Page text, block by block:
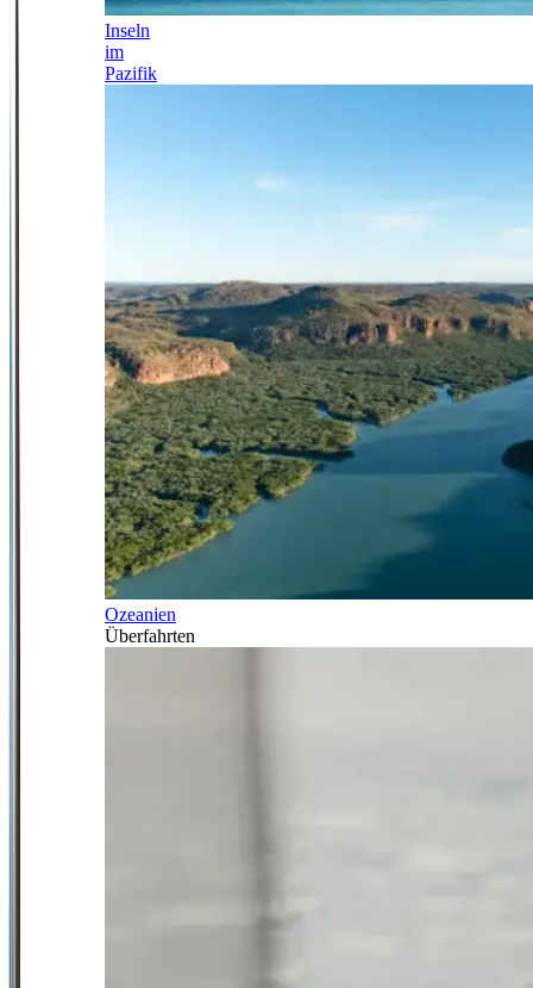
Inseln
im
Pazifik
Ozeanien
Überfahrten